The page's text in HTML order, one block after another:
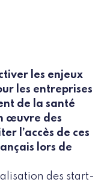
les enjeux
les entreprises
de la santé
œuvre des
l’accès de ces
lors de
des start-